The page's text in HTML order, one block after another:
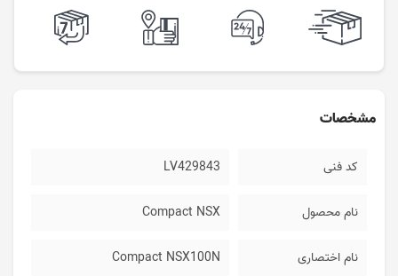
مشخصات
کد فنی LV429843
نام محصول Compact NSX
نام اختصاری Compact NSX100N